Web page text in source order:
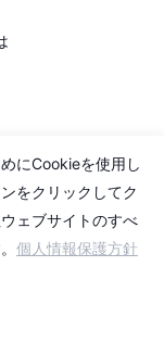
にCookieを使用し
をクリックしてク
ェブサイトのすべ
個人情報保護方針